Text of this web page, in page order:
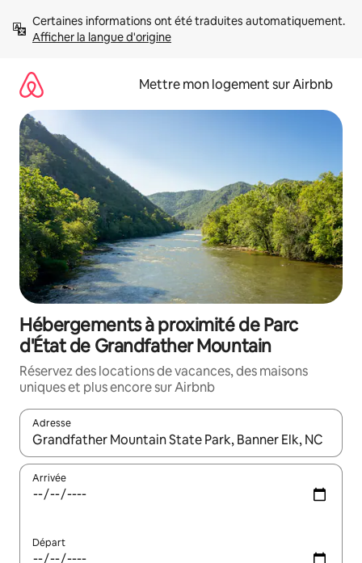
directement
Afficher la langue d'origine
Mettre mon logement sur Airbnb
Hébergements à proximité de Parc
d'État de Grandfather Mountain
Réservez des locations de vacances, des maisons
uniques et plus encore sur Airbnb
Adresse
Lorsque les résultats s'affichent, utilisez les flèches vers le
Arrivée
Départ